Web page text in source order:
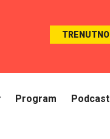
TRENUTNO
Program Podcast